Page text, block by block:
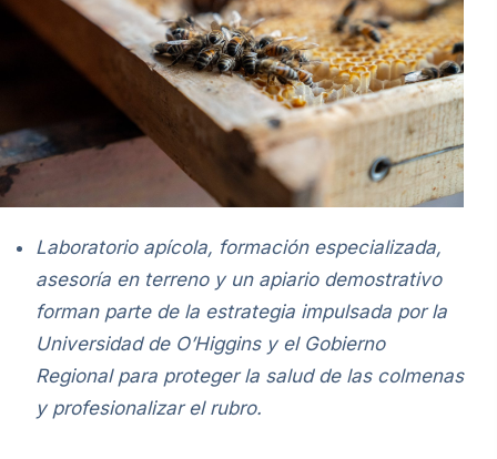
Laboratorio apícola, formación especializada,
asesoría en terreno y un apiario demostrativo
forman parte de la estrategia impulsada por la
Universidad de O’Higgins y el Gobierno
Regional para proteger la salud de las colmenas
y profesionalizar el rubro.